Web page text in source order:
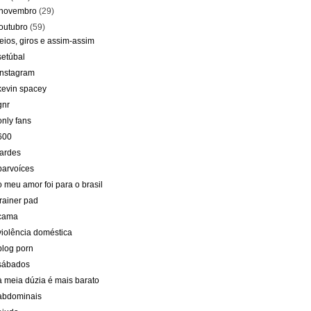
(29)
(59)
giros e assim-assim
spacey
fans
meu amor foi para o brasil
pad
doméstica
porn
meia dúzia é mais barato